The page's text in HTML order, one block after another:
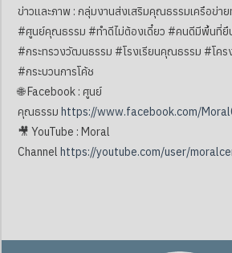
ข่าวและภาพ : กลุ่มงานส่งเสริมคุณธรรมเครือข่า
#ศูนย์คุณธรรม #ทำดีไม่ต้องเดี๋ยว #คนดีมีพื้นที่
#กระทรวงวัฒนธรรม #โรงเรียนคุณธรรม #โค
#กระบวนการโค้ช
🌐 Facebook : ศูนย์
คุณธรรม https://www.facebook.com/
🎥 YouTube : Moral
Channel https://youtube.com/user/